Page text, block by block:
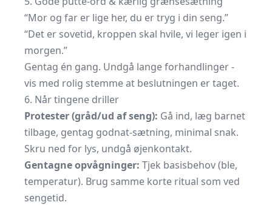
“Mor og far er lige her, du er tryg i din seng.”
“Det er sovetid, kroppen skal hvile, vi leger igen i
morgen.”
Gentag én gang. Undgå lange forhandlinger -
vis med rolig stemme at beslutningen er taget.
6. Når tingene driller
Protester (gråd/ud af seng): Gå ind, læg barnet
tilbage, gentag godnat-sætning, minimal snak.
Skru ned for lys, undgå øjenkontakt.
Gentagne opvågninger: Tjek basisbehov (ble,
temperatur). Brug samme korte ritual som ved
sengetid.